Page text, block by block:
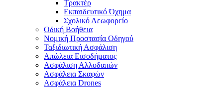
Τρακτέρ
Εκπαιδευτικό Όχημα
Σχολικό Λεωφορείο
Οδική Βοήθεια
Νομική Προστασία Οδηγού
Ταξιδιωτική Ασφάλιση
Απώλεια Εισοδήματος
Ασφάλιση Αλλοδαπών
Ασφάλεια Σκαφών
Ασφάλεια Drones